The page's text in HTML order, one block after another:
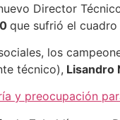
Director
que sufrió el cuadro
los
técnico), Lisandro
y preocupación